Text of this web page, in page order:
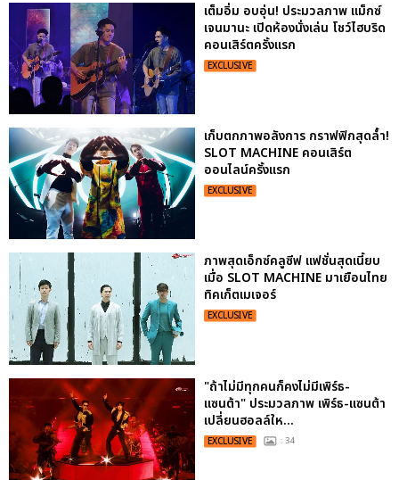
เต็มอิ่ม อบอุ่น! ประมวลภาพ แม็กซ์
เจนมานะ เปิดห้องนั่งเล่น โชว์ไฮบริด
คอนเสิร์ตครั้งแรก
EXCLUSIVE
เก็บตกภาพอลังการ กราฟฟิกสุดล้ำ!
SLOT MACHINE คอนเสิร์ต
ออนไลน์ครั้งแรก
EXCLUSIVE
ภาพสุดเอ็กซ์คลูซีฟ แฟชั่นสุดเนี้ยบ
เมื่อ SLOT MACHINE มาเยือนไทย
ทิคเก็ตเมเจอร์
EXCLUSIVE
"ถ้าไม่มีทุกคนก็คงไม่มีเพิร์ธ-
แซนต้า" ประมวลภาพ เพิร์ธ-แซนต้า
เปลี่ยนฮอลล์ให...
EXCLUSIVE : 34